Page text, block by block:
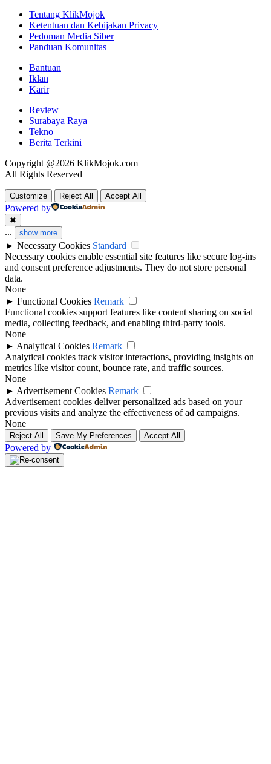
Tentang KlikMojok
Ketentuan dan Kebijakan Privacy
Pedoman Media Siber
Panduan Komunitas
Bantuan
Iklan
Karir
Review
Surabaya Raya
Tekno
Berita Terkini
Copyright @2026 KlikMojok.com
All Rights Reserved
Customize Reject All Accept All
Powered by
✖
... show more
► Necessary Cookies Standard
Necessary cookies enable essential site features like secure log-ins
and consent preference adjustments. They do not store personal
data.
None
► Functional Cookies Remark
Functional cookies support features like content sharing on social
media, collecting feedback, and enabling third-party tools.
None
► Analytical Cookies Remark
Analytical cookies track visitor interactions, providing insights on
metrics like visitor count, bounce rate, and traffic sources.
None
► Advertisement Cookies Remark
Advertisement cookies deliver personalized ads based on your
previous visits and analyze the effectiveness of ad campaigns.
None
Reject All Save My Preferences Accept All
Powered by